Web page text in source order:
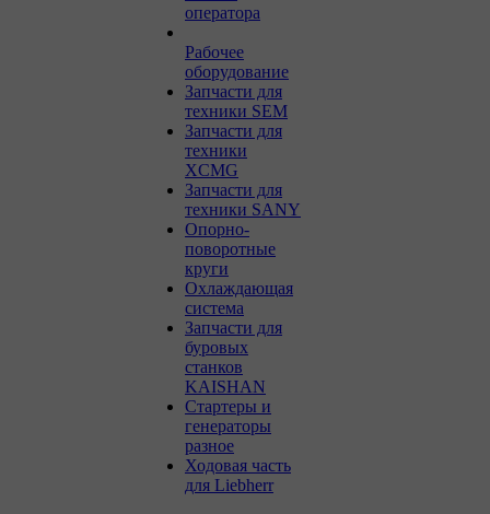
оператора
Рабочее
оборудование
Запчасти для
техники SEM
Запчасти для
техники
XCMG
Запчасти для
техники SANY
Опорно-
поворотные
круги
Охлаждающая
система
Запчасти для
буровых
станков
KAISHAN
Стартеры и
генераторы
разное
Ходовая часть
для Liebherr